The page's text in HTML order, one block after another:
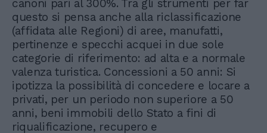
canoni pari al 300%. Tra gli strumenti per far
questo si pensa anche alla riclassificazione
(affidata alle Regioni) di aree, manufatti,
pertinenze e specchi acquei in due sole
categorie di riferimento: ad alta e a normale
valenza turistica. Concessioni a 50 anni: Si
ipotizza la possibilità di concedere e locare a
privati, per un periodo non superiore a 50
anni, beni immobili dello Stato a fini di
riqualificazione, recupero e